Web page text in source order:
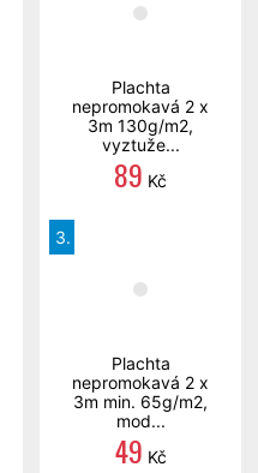
Plachta
nepromokavá 2 x
3m 130g/m2,
vyztuže...
89 Kč
3.
Plachta
nepromokavá 2 x
3m min. 65g/m2,
mod...
49 Kč